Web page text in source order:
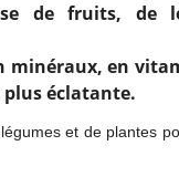
de fruits, de
minéraux, en
éclatante.
et de plantes